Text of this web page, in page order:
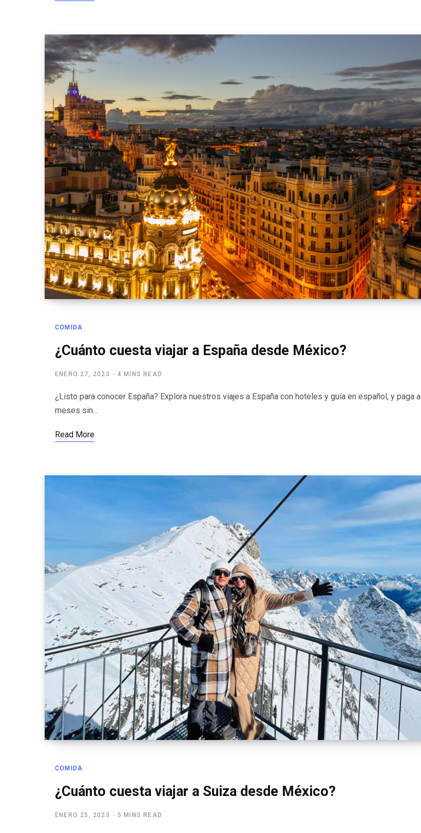
COMIDA
¿Cuánto cuesta viajar a España desde México?
ENERO 27, 2023 4 MINS READ
¿Listo para conocer España? Explora nuestros viajes a España con hoteles y guía en español, y paga a
meses sin…
Read More
COMIDA
¿Cuánto cuesta viajar a Suiza desde México?
ENERO 25, 2023 5 MINS READ